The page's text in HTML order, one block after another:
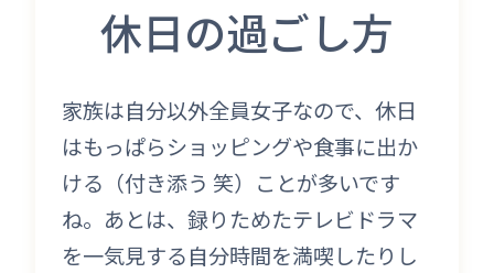
休日の過ごし方
家族は自分以外全員女子なので、休日
はもっぱらショッピングや食事に出か
ける（付き添う 笑）ことが多いです
ね。あとは、録りためたテレビドラマ
を一気見する自分時間を満喫したりし